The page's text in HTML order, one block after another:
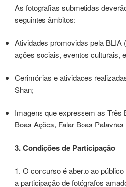
As fotografias submetidas
seguintes âmbitos:
Atividades promovidas pela BLIA
ações sociais, eventos culturais,
Cerimónias e atividades
Shan;
Imagens que expressem as Três
Boas Ações, Falar Boas
3. Condições de Participação
1. O concurso é aberto ao
a participação de fotógrafos